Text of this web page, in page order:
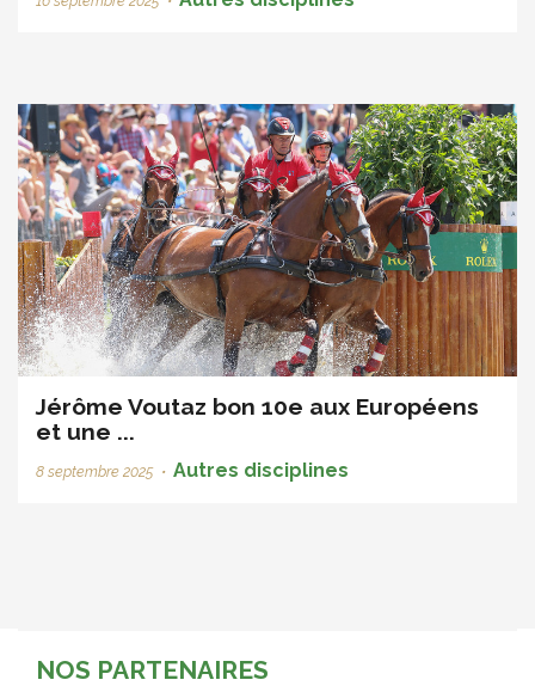
Jérôme Voutaz bon 10e aux Européens
et une ...
8 septembre 2025 • Autres disciplines
NOS PARTENAIRES